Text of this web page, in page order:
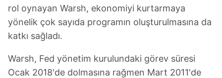
rol oynayan Warsh, ekonomiyi kurtarmaya
yönelik çok sayıda programın oluşturulmasına da
katkı sağladı.
Warsh, Fed yönetim kurulundaki görev süresi
Ocak 2018'de dolmasına rağmen Mart 2011'de